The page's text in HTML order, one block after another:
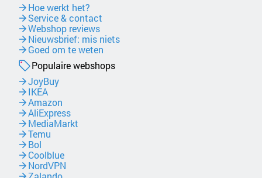
Hoe werkt het?
Service & contact
Webshop reviews
Nieuwsbrief: mis niets
Goed om te weten
Populaire webshops
JoyBuy
IKEA
Amazon
AliExpress
MediaMarkt
Temu
Bol
Coolblue
NordVPN